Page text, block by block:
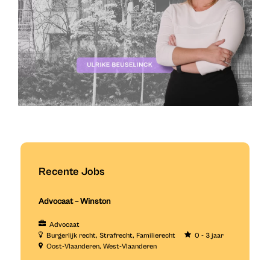
Recente Jobs
Advocaat – Winston
Advocaat
Burgerlijk recht Strafrecht Familierecht
0 - 3 jaar
Oost-Vlaanderen West-Vlaanderen